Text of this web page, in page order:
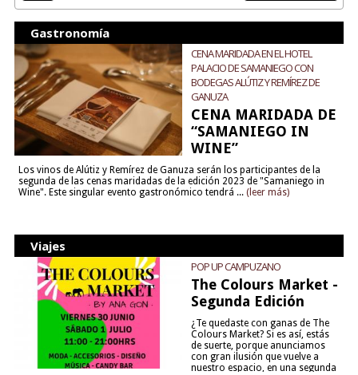
Gastronomía
CENA MARIDADA EN EL HOTEL
PALACIO DE SAMANIEGO CON
BODEGAS ALÚTIZ Y REMÍREZ DE
GANUZA
CENA MARIDADA DE
“SAMANIEGO IN
WINE”
Los vinos de Alútiz y Remírez de Ganuza serán los participantes de la
segunda de las cenas maridadas de la edición 2023 de "Samaniego in
Wine". Este singular evento gastronómico tendrá ... (leer más)
Viajes
POP UP CAMPUZANO
The Colours Market -
Segunda Edición
¿Te quedaste con ganas de The
Colours Market? Si es así, estás
de suerte, porque anunciamos
con gran ilusión que vuelve a
nuestro espacio, en una segunda